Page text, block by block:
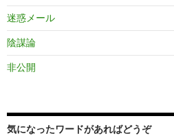
迷惑メール
陰謀論
非公開
気になったワードがあればどうぞ